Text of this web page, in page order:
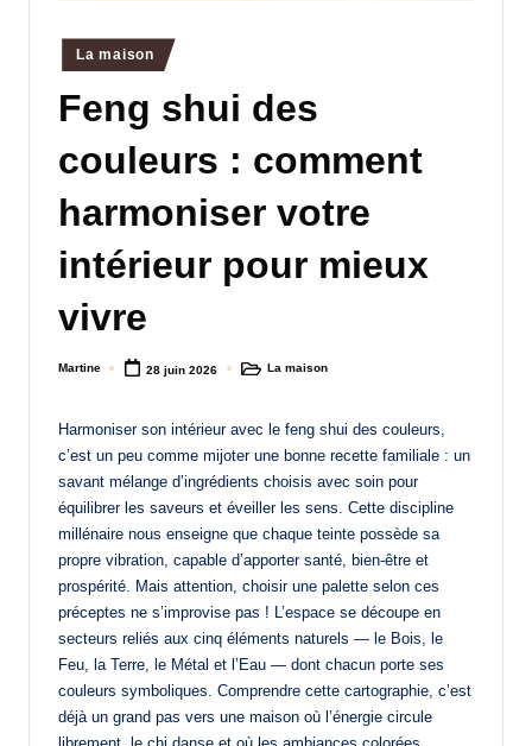
Posted
in
La maison
Feng shui des
couleurs : comment
harmoniser votre
intérieur pour mieux
vivre
Posted
Martine 28 juin 2026
PostedLa maison
Harmoniser son intérieur avec le feng shui des couleurs,
c’est un peu comme mijoter une bonne recette familiale : un
savant mélange d’ingrédients choisis avec soin pour
équilibrer les saveurs et éveiller les sens. Cette discipline
millénaire nous enseigne que chaque teinte possède sa
propre vibration, capable d’apporter santé, bien-être et
prospérité. Mais attention, choisir une palette selon ces
préceptes ne s’improvise pas ! L’espace se découpe en
secteurs reliés aux cinq éléments naturels — le Bois, le
Feu, la Terre, le Métal et l’Eau — dont chacun porte ses
couleurs symboliques. Comprendre cette cartographie, c’est
déjà un grand pas vers une maison où l’énergie circule